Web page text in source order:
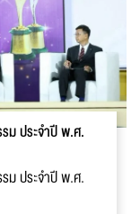
ม ประจำปี พ.ศ.
ม ประจำปี พ.ศ.